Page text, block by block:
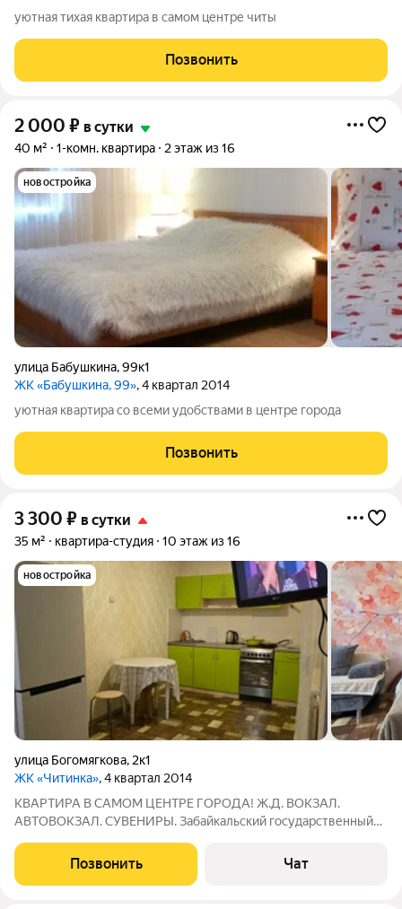
уютная тихая квартира в самом центре читы
Позвонить
2 000 ₽ в сутки
40 м² 1-комн. квартира 2 этаж из 16
новостройка
улица Бабушкина,99к1
ЖК «Бабушкина, 99», 4 квартал 2014
уютная квартира со всеми удобствами в центре города
Позвонить
3 300 ₽ в сутки
35 м² квартира-студия 10 этаж из 16
новостройка
улица Богомягкова, 2к1
ЖК «Читинка», 4 квартал 2014
КВАРТИРА В САМОМ ЦЕНТРЕ ГОРОДА! Ж.Д. ВОКЗАЛ.
АВТОВОКЗАЛ. СУВЕНИРЫ. Забайкальский государственный
транспорта! Площадь Ленина! Аптеки, магазины, остановки
общественного транспорта, все в шаговой
Позвонить Чат